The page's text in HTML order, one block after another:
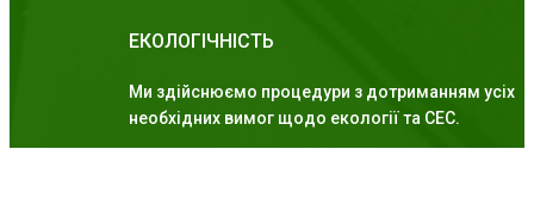
ЕКОЛОГІЧНІСТЬ
Ми здійснюємо процедури з дотриманням усіх
необхідних вимог щодо екології та СЕС.